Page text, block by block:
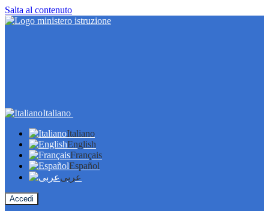
Salta al contenuto
Italiano
Italiano
English
Français
Español
عربى
Accedi